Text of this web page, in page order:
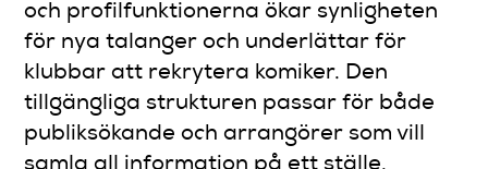
och profilfunktionerna ökar synligheten
för nya talanger och underlättar för
klubbar att rekrytera komiker. Den
tillgängliga strukturen passar för både
publiksökande och arrangörer som vill